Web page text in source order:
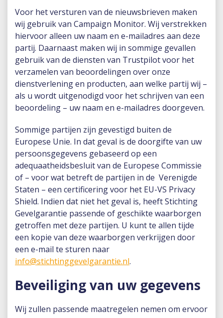
Voor het versturen van de nieuwsbrieven maken
wij gebruik van Campaign Monitor. Wij verstrekken
hiervoor alleen uw naam en e-mailadres aan deze
partij. Daarnaast maken wij in sommige gevallen
gebruik van de diensten van Trustpilot voor het
verzamelen van beoordelingen over onze
dienstverlening en producten, aan welke partij wij –
als u wordt uitgenodigd voor het schrijven van een
beoordeling – uw naam en e-mailadres doorgeven.
Sommige partijen zijn gevestigd buiten de
Europese Unie. In dat geval is de doorgifte van uw
persoonsgegevens gebaseerd op een
adequaatheidsbesluit van de Europese Commissie
of – voor wat betreft de partijen in de Verenigde
Staten – een certificering voor het EU-VS Privacy
Shield. Indien dat niet het geval is, heeft Stichting
Gevelgarantie passende of geschikte waarborgen
getroffen met deze partijen. U kunt te allen tijde
een kopie van deze waarborgen verkrijgen door
een e-mail te sturen naar
info@stichtinggevelgarantie.nl.
Beveiliging van uw gegevens
Wij zullen passende maatregelen nemen om ervoor